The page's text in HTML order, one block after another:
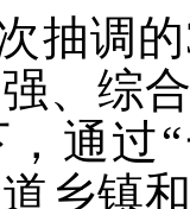
抽调的
、综
通过
乡镇